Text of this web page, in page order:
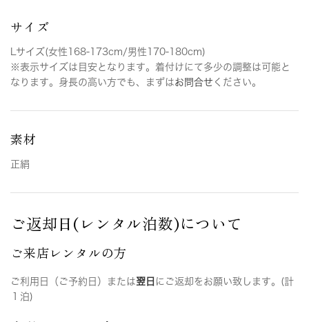
サイズ
Lサイズ(女性168-173cm/男性170-180cm)
※表示サイズは目安となります。着付けにて多少の調整は可能と
なります。身長の高い方でも、まずはお問合せ ください。
素材
正絹
ご返却日(レンタル泊数)について
ご来店レンタルの方
ご利用日（ご予約日）または翌日 にご返却をお願い致します。(計
１泊)